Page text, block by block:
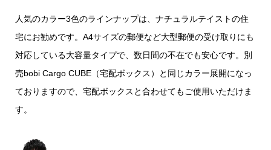
人気のカラー3色のラインナップは、ナチュラルテイストの住
宅にお勧めです。A4サイズの郵便など大型郵便の受け取りにも
対応している大容量タイプで、数日間の不在でも安心です。別
売bobi Cargo CUBE（宅配ボックス）と同じカラー展開になっ
ておりますので、宅配ボックスと合わせてもご使用いただけま
す。